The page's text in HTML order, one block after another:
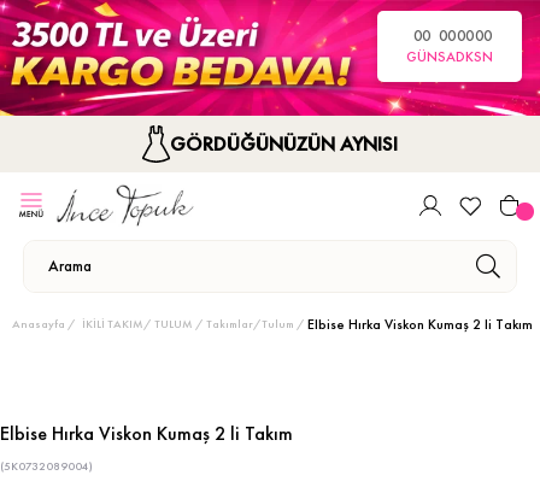
00
GÜN
00
SA
00
DK
00
SN
GÖRDÜĞÜNÜZÜN AYNISI
Anasayfa İKİLİ TAKIM/ TULUM Takımlar/Tulum Elbise Hırka Viskon Kumaş 2 li Takım
Elbise Hırka Viskon Kumaş 2 li Takım
(5K0732089004)